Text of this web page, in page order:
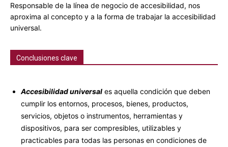
Responsable de la línea de negocio de accesibilidad, nos
aproxima al concepto y a la forma de trabajar la accesibilidad
universal.
Conclusiones clave
Accesibilidad universal es aquella condición que deben
cumplir los entornos, procesos, bienes, productos,
servicios, objetos o instrumentos, herramientas y
dispositivos, para ser compresibles, utilizables y
practicables para todas las personas en condiciones de